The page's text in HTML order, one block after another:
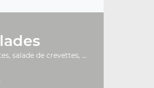
salade de crevettes, ...